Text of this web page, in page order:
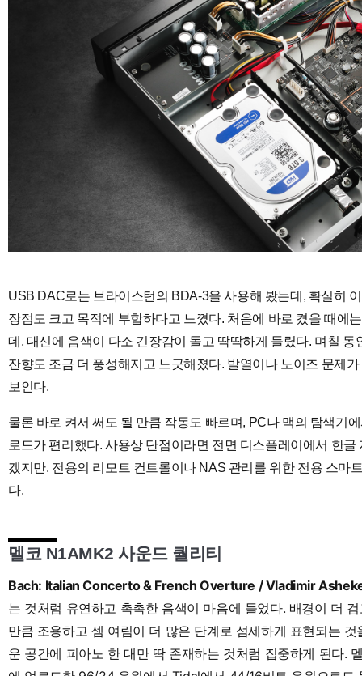
USB DAC로는 브라이스턴의 BDA-3을 사용해 봤는데, 확실히
장점도 크고 목적에 부합하다고 느꼈다. 처음에 바로 켰을 때에
데, 대신에 음색이 다소 긴장감이 돌고 딱딱하게 들렸다. 며칠
잔향도 조금 더 풍성해지고 느긋해졌다. 발열이나 노이즈 문제
보인다.
물론 바로 켜서 써도 될 만큼 작동도 빠르며, PC나 맥의 탐색기
로드가 편리했다. 사용상 단점이라면 전면 디스플레이에서 한
겠지만. 전용의 리모트 컨트롤이나 NAS 관리를 위한 전용 스마
다.
멜코 N1AMK2 사운드 퀄리티
Bach: Italian Concerto & French Overture / Vladimir
는 것처럼 유연하고 촉촉한 음색이 마음에 들었다. 배경이 더
만큼 조용하고 셈 여림이 더 많은 단계로 섬세하게 표현되는 것
운 공간에 피아노 한 대만 딱 존재하는 것처럼 집중하게 된다.